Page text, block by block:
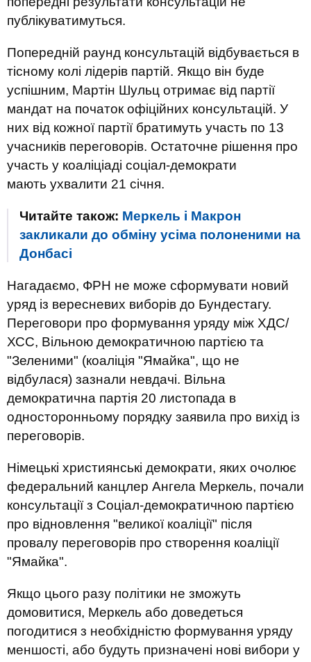
публікуватимуться.
Попередній раунд консультацій відбувається в
тісному колі лідерів партій. Якщо він буде
успішним, Мартін Шульц отримає від партії
мандат на початок офіційних консультацій. У
них від кожної партії братимуть участь по 13
учасників переговорів. Остаточне рішення про
участь у коаліціаді соціал-демократи
мають ухвалити 21 січня.
Читайте також: Меркель і Макрон
закликали до обміну усіма полоненими на
Донбасі
Нагадаємо, ФРН не може сформувати новий
уряд із вересневих виборів до Бундестагу.
Переговори про формування уряду між ХДС/
ХСС, Вільною демократичною партією та
"Зеленими" (коаліція "Ямайка", що не
відбулася) зазнали невдачі. Вільна
демократична партія 20 листопада в
односторонньому порядку заявила про вихід із
переговорів.
Німецькі християнські демократи, яких очолює
федеральний канцлер Ангела Меркель, почали
консультації з Соціал-демократичною партією
про відновлення "великої коаліції" після
провалу переговорів про створення коаліції
"Ямайка".
Якщо цього разу політики не зможуть
домовитися, Меркель або доведеться
погодитися з необхідністю формування уряду
меншості, або будуть призначені нові вибори у